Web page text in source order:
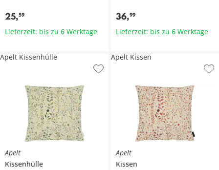
25,59
Lieferzeit: bis zu 6 Werktage
36,99
Lieferzeit: bis zu 6 Werktage
Apelt
Kissenhülle
Apelt Kissenhülle
Apelt
Kissen
Apelt Kissen